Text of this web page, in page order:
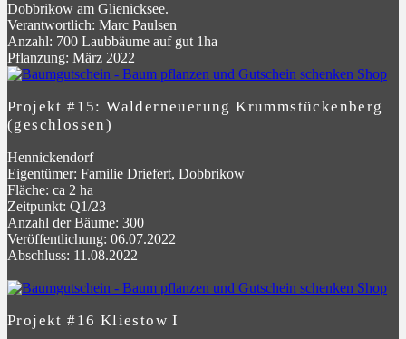
Dobbrikow am Glienicksee.
Verantwortlich: Marc Paulsen
Anzahl: 700 Laubbäume auf gut 1ha
Pflanzung: März 2022
Projekt #15: Walderneuerung Krummstückenberg
(geschlossen)
Hennickendorf
Eigentümer: Familie Driefert, Dobbrikow
Fläche: ca 2 ha
Zeitpunkt: Q1/23
Anzahl der Bäume: 300
Veröffentlichung: 06.07.2022
Abschluss: 11.08.2022
Projekt #16 Kliestow I